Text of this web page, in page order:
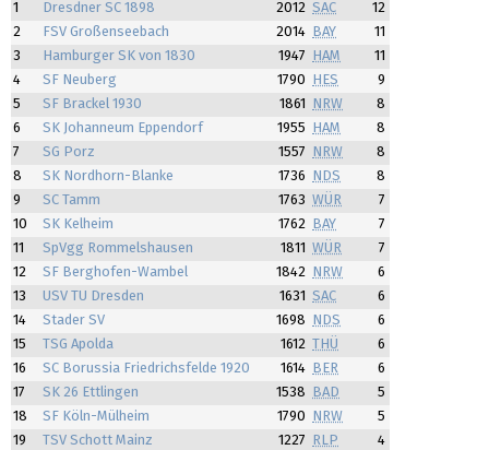
1
Dresdner SC 1898 2012 SAC
12
2
FSV Großenseebach 2014 BAY
11
3
Hamburger SK von 1830 1947 HAM
11
4
SF Neuberg 1790 HES
9
5
SF Brackel 1930 1861 NRW
8
6
SK Johanneum Eppendorf 1955 HAM
8
7
SG Porz 1557 NRW
8
8
SK Nordhorn-Blanke 1736 NDS
8
9
SC Tamm 1763 WÜR
7
10
SK Kelheim 1762 BAY
7
11
SpVgg Rommelshausen 1811 WÜR
7
12
SF Berghofen-Wambel 1842 NRW
6
13
USV TU Dresden 1631 SAC
6
14
Stader SV 1698 NDS
6
15
TSG Apolda 1612 THÜ
6
16
SC Borussia Friedrichsfelde 1920 1614 BER
6
17
SK 26 Ettlingen 1538 BAD
5
18
SF Köln-Mülheim 1790 NRW
5
19
TSV Schott Mainz 1227 RLP
4